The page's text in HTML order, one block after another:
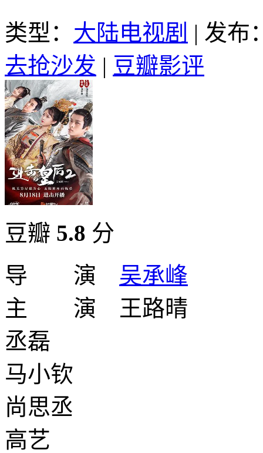
类型： 大陆电视剧 | 发布
去抢沙发 | 豆瓣影评
豆瓣 5.8 分
导 演 吴承峰
主 演 王路晴
丞磊
马小钦
尚思丞
高艺